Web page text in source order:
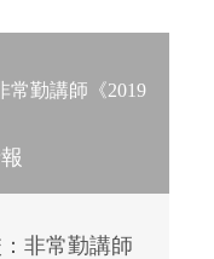
常勤講師《2019
非常勤講師